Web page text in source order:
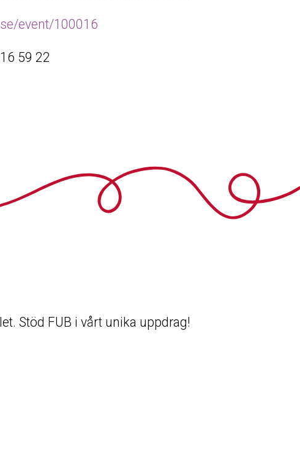
event/100016
59 22
Stöd FUB i vårt unika uppdrag!